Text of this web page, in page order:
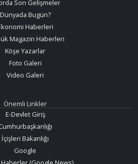
Son Gelişmeler
Dünyada Bugün?
Haberleri
Magazin Haberleri
Köşe Yazarlar
Foto Galeri
Video Galeri
Önemli Linkler
E-Devlet Giriş
İçişleri Bakanlığı
Google